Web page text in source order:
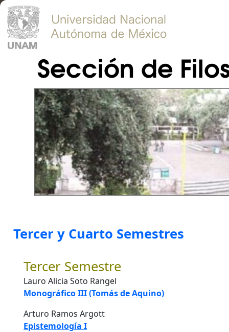
Sección de
Tercer y Cuarto Semestres
Tercer Semestre
Lauro Alicia Soto Rangel
Monográfico III (Tomás de Aquino)
Arturo Ramos Argott
Epistemología I